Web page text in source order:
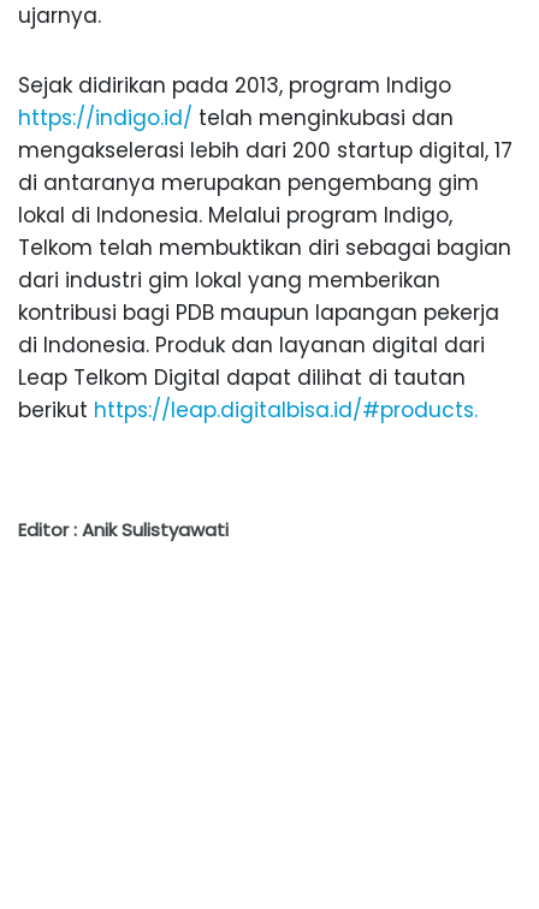
ujarnya.
Sejak didirikan pada 2013, program Indigo
https://indigo.id/ telah menginkubasi dan
mengakselerasi lebih dari 200 startup digital, 17
di antaranya merupakan pengembang gim
lokal di Indonesia. Melalui program Indigo,
Telkom telah membuktikan diri sebagai bagian
dari industri gim lokal yang memberikan
kontribusi bagi PDB maupun lapangan pekerja
di Indonesia. Produk dan layanan digital dari
Leap Telkom Digital dapat dilihat di tautan
berikut https://leap.digitalbisa.id/#products.
Editor : Anik Sulistyawati